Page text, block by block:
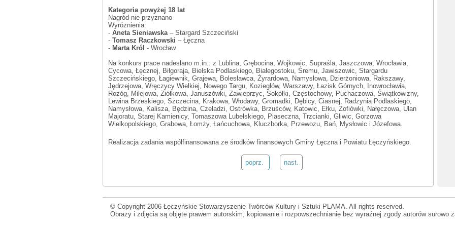
Kategoria powyżej 18 lat
Nagród nie przyznano
Wyróżnienia:
- Aneta Sieniawska– Stargard Szczeciński
- Tomasz Raczkowski – Łęczna
- Marta Król - Wrocław
Na konkurs prace nadesłano m.in.: z Lublina, Grębocina, Wojkowic, Supraśla, Jaszczowa, Wrocławia,
Cycowa, Łęcznej, Biłgoraja, Bielska Podlaskiego, Białegostoku, Śremu, Jawiszowic, Stargardu
Szczecińskiego, Łagiewnik, Grajewa, Bolesławca, Żyrardowa, Namysłowa, Dzierżoniowa, Rakszawy,
Jędrzejowa, Wręczycy Wielkiej, Nowego Targu, Koziegłów, Warszawy, Łazisk Górnych, Inowrocławia,
Rozóg, Milejowa, Ziółkowa, Januszówki, Zawieprzyc, Sokółki, Częstochowy, Puchaczowa, Świątkowizny,
Lewina Brzeskiego, Szczecina, Krakowa, Włodawy, Gromadki, Dębicy, Ciasnej, Radzynia Podlaskiego,
Namysłowa, Kalisza, Będzina, Czeladzi, Ostrówka, Brzuśców, Katowic, Ełku, Zofiówki, Nałęczowa, Ulan
Majoratu, Starej Kamienicy, Tomaszowa Lubelskiego, Piaseczna, Trzcianki, Gliwic, Gorzowa
Wielkopolskiego, Grabowa, Łomży, Łańcuchowa, Kluczborka, Przewozu, Bań, Mysłowic i Józefowa.
Realizacja zadania współfinansowana ze środków finansowych Gminy Łęczna i Powiatu Łęczyńskiego.
poprz. nast.
© Copyright 2006 Łęczyńskie Stowarzyszenie Twórców Kultury i Sztuki PLAMA. All rights reserved.
Obrazy i zdjęcia są objęte prawem autorskim, kopiowanie i rozpowszechnianie bez wyraźnej zgody autorów surowo